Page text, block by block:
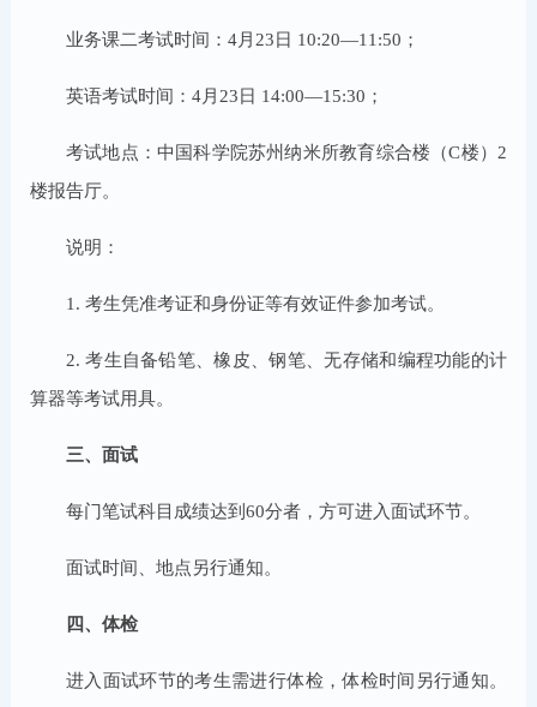
业务课二考试时间：4月23日 10:20—11:50；
英语考试时间：4月23日 14:00—15:30；
考试地点：中国科学院苏州纳米所教育综合楼（C楼）2
楼报告厅。
说明：
1. 考生凭准考证和身份证等有效证件参加考试。
2. 考生自备铅笔、橡皮、钢笔、无存储和编程功能的计
算器等考试用具。
三、面试
每门笔试科目成绩达到60分者，方可进入面试环节。
面试时间、地点另行通知。
四、体检
进入面试环节的考生需进行体检，体检时间另行通知。